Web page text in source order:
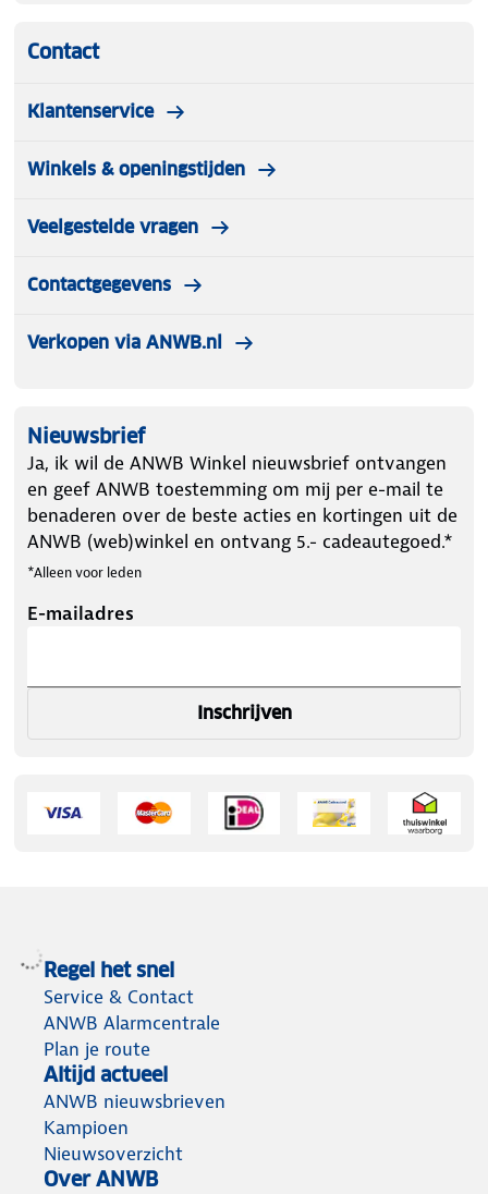
Contact
Klantenservice
Winkels & openingstijden
Veelgestelde vragen
Contactgegevens
Verkopen via ANWB.nl
Nieuwsbrief
Ja, ik wil de ANWB Winkel nieuwsbrief ontvangen
en geef ANWB toestemming om mij per e-mail te
benaderen over de beste acties en kortingen uit de
ANWB (web)winkel en ontvang 5.- cadeautegoed.*
*Alleen voor leden
E-mailadres
Inschrijven
Regel het snel
Service & Contact
ANWB Alarmcentrale
Plan je route
Altijd actueel
ANWB nieuwsbrieven
Kampioen
Nieuwsoverzicht
Over ANWB